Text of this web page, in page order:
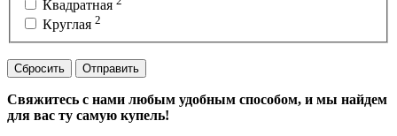
Квадратная
Круглая 2
Сбросить Отправить
Свяжитесь с нами любым удобным способом, и мы найдем
для вас ту самую купель!